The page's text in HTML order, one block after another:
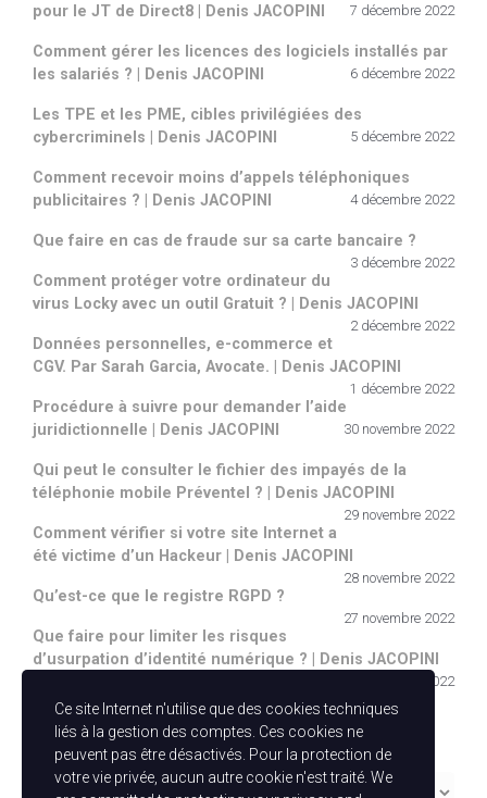
pour le JT de Direct8 | Denis JACOPINI
7 décembre 2022
Comment gérer les licences des logiciels installés par
les salariés ? | Denis JACOPINI
6 décembre 2022
Les TPE et les PME, cibles privilégiées des
cybercriminels | Denis JACOPINI
5 décembre 2022
Comment recevoir moins d’appels téléphoniques
publicitaires ? | Denis JACOPINI
4 décembre 2022
Que faire en cas de fraude sur sa carte bancaire ?
3 décembre 2022
Comment protéger votre ordinateur du
virus Locky avec un outil Gratuit ? | Denis JACOPINI
2 décembre 2022
Données personnelles, e-commerce et
CGV. Par Sarah Garcia, Avocate. | Denis JACOPINI
1 décembre 2022
Procédure à suivre pour demander l’aide
juridictionnelle | Denis JACOPINI
30 novembre 2022
Qui peut le consulter le fichier des impayés de la
téléphonie mobile Préventel ? | Denis JACOPINI
29 novembre 2022
Comment vérifier si votre site Internet a
été victime d’un Hackeur | Denis JACOPINI
28 novembre 2022
Qu’est-ce que le registre RGPD ?
27 novembre 2022
Que faire pour limiter les risques
d’usurpation d’identité numérique ? | Denis JACOPINI
26 novembre 2022
Catégories
Catégories
Ce site Internet n'utilise que des cookies techniques
liés à la gestion des comptes. Ces cookies ne
peuvent pas être désactivés. Pour la protection de
votre vie privée, aucun autre cookie n'est traité. We